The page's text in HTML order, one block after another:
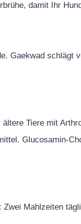
damit Ihr
Gaekwad schlägt
Tiere mit
Glucosamin-
Zwei Mahlzeiten